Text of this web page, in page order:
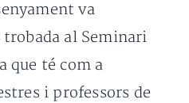
va
al Seminari
que té com a
i professors de